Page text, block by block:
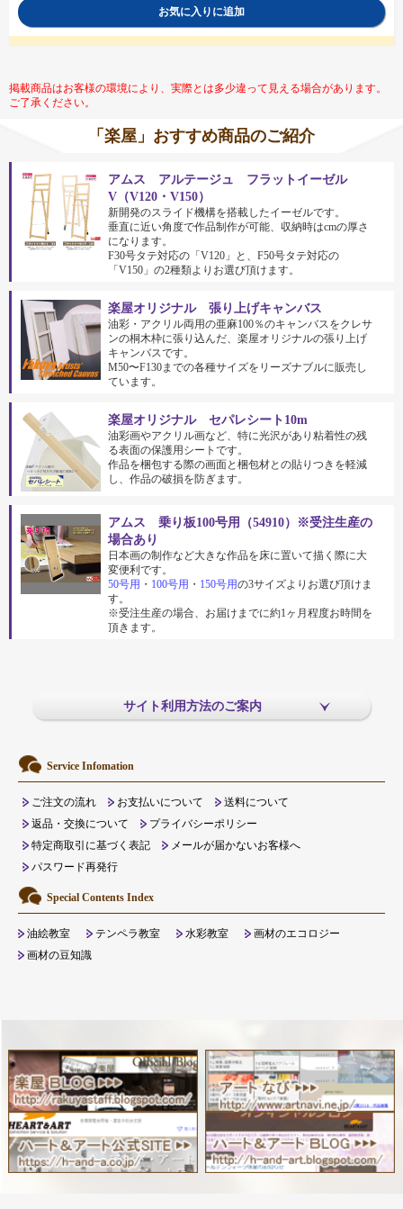
お気に入りに追加
掲載商品はお客様の環境により、実際とは多少違って見える場合があります。
ご了承ください。
「楽屋」おすすめ商品のご紹介
アムス アルテージュ フラットイーゼル
V（V120・V150）
新開発のスライド機構を搭載したイーゼルです。
垂直に近い角度で作品制作が可能、収納時はcmの厚さ
になります。
F30号タテ対応の「V120」と、F50号タテ対応の
「V150」の2種類よりお選び頂けます。
楽屋オリジナル 張り上げキャンバス
油彩・アクリル両用の亜麻100％のキャンバスをクレサ
ンの桐木枠に張り込んだ、楽屋オリジナルの張り上げ
キャンバスです。
M50〜F130までの各種サイズをリーズナブルに販売し
ています。
楽屋オリジナル セパレシート10m
油彩画やアクリル画など、特に光沢があり粘着性の残
る表面の保護用シートです。
作品を梱包する際の画面と梱包材との貼りつきを軽減
し、作品の破損を防ぎます。
アムス 乗り板100号用（54910）※受注生産の
場合あり
日本画の制作など大きな作品を床に置いて描く際に大
変便利です。
50号用 ・ 100号用 ・ 150号用の3サイズよりお選び頂けま
す。
※受注生産の場合、お届けまでに約1ヶ月程度お時間を
頂きます。
サイト利用方法のご案内
Service Infomation
ご注文の流れ お支払いについて
送料について
返品・交換について
プライバシーポリシー
特定商取引に基づく表記
メールが届かないお客様へ
パスワード再発行
Special Contents Index
油絵教室 テンペラ教室 水彩教室
画材のエコロジー
画材の豆知識